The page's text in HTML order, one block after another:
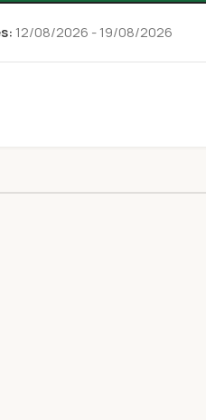
12/08/2026 - 19/08/2026